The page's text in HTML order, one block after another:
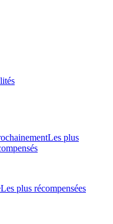
Les plus
Les plus récompensées